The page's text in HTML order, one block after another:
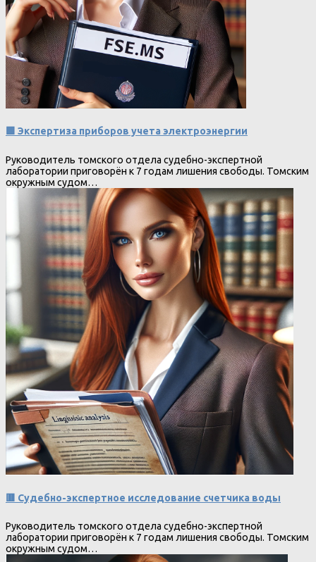
🟩 Экспертиза приборов учета электроэнергии
Руководитель томского отдела судебно-экспертной
лаборатории приговорён к 7 годам лишения свободы. Томским
окружным судом…
🟥 Судебно-экспертное исследование счетчика воды
Руководитель томского отдела судебно-экспертной
лаборатории приговорён к 7 годам лишения свободы. Томским
окружным судом…